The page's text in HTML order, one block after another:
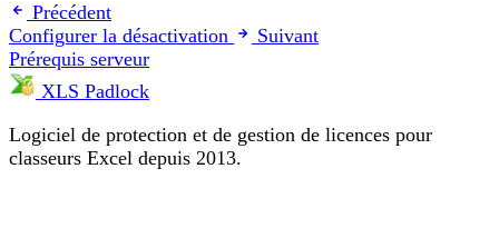
Précédent
Configurer la désactivation
Suivant
Prérequis serveur
XLS Padlock
Logiciel de protection et de gestion de licences pour
classeurs Excel depuis 2013.